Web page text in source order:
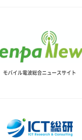
モバイル電波総合ニュースサイト